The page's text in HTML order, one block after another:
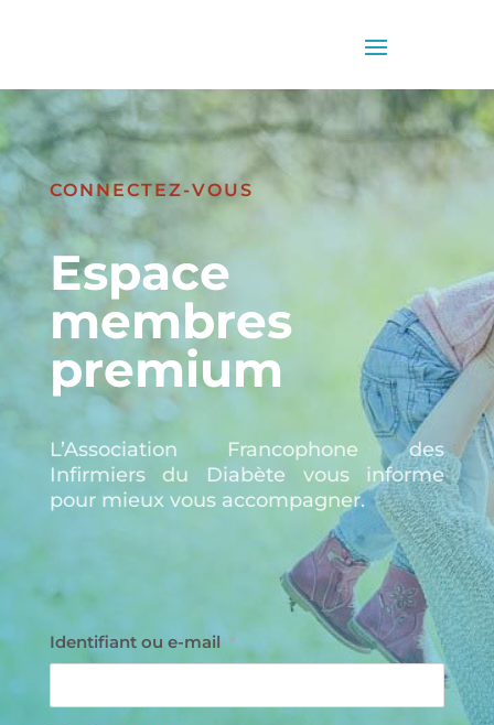
CONNECTEZ-VOUS
Espace
membres
premium
L’Association Francophone des
Infirmiers du Diabète vous informe
pour mieux vous accompagner.
Identifiant ou e-mail *